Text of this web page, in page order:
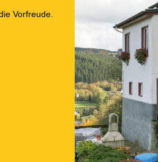
Vorfreude.